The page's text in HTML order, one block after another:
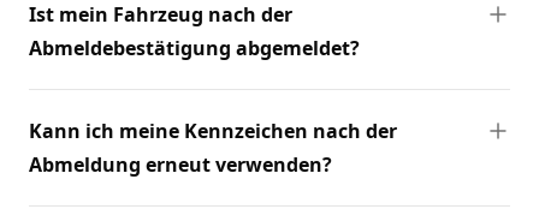
Ist mein Fahrzeug nach der
Abmeldebestätigung abgemeldet?
Kann ich meine Kennzeichen nach der
Abmeldung erneut verwenden?